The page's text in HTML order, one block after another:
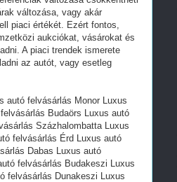
változása, vagy akár
piaci értékét. Ezért fontos,
aukciókat, vásárokat és
A piaci trendek ismerete
az autót, vagy esetleg
autó felvásárlás Monor Luxus
Budaörs Luxus autó
Százhalombatta Luxus
felvásárlás Érd Luxus autó
Dabas Luxus autó
felvásárlás Budakeszi Luxus
felvásárlás Dunakeszi Luxus